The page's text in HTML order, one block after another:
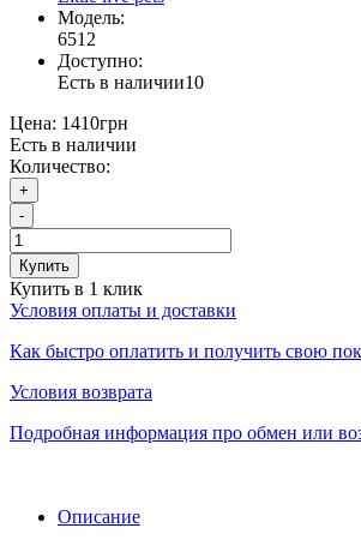
Модель:
6512
Доступно:
Есть в наличии10
Цена: 1410грн
Есть в наличии
Количество:
+
-
Купить
Купить в 1 клик
Условия оплаты и доставки
Как быстро оплатить и получить свою
Условия возврата
Подробная информация про обмен или
Описание